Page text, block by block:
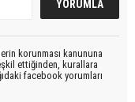
korunması kanununa
ettiğinden, kurallara
facebook yorumları